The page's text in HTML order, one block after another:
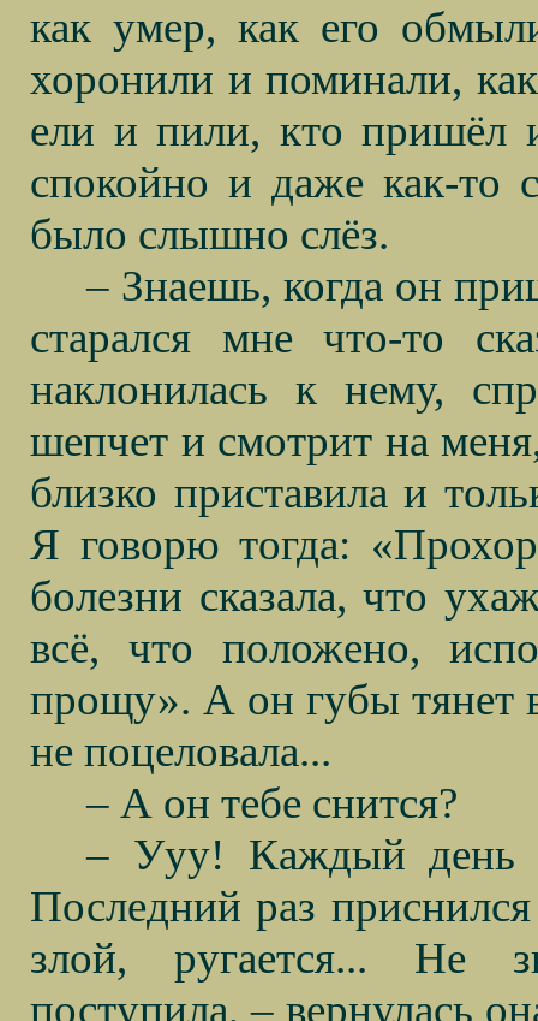
как умер, как его
хоронили и поминали,
ели и пили, кто пришёл
спокойно и даже как-то
было слышно слёз.
– Знаешь, когда он
старался мне что-то
наклонилась к нему,
шепчет и смотрит на
близко приставила и
Я говорю тогда:
болезни сказала, что
всё, что положено,
прощу». А он губы тянет
не поцеловала...
– А он тебе снится?
– Ууу! Каждый день
Последний раз
злой, ругается... Не
поступила, – вернулась